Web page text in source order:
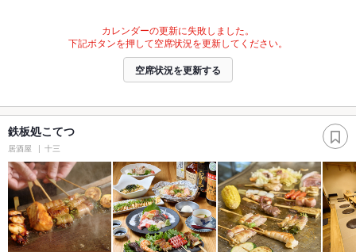
カレンダーの更新に失敗しました。
下記ボタンを押して空席状況を更新してください。
空席状況を更新する
鉄板処こてつ
居酒屋 十三